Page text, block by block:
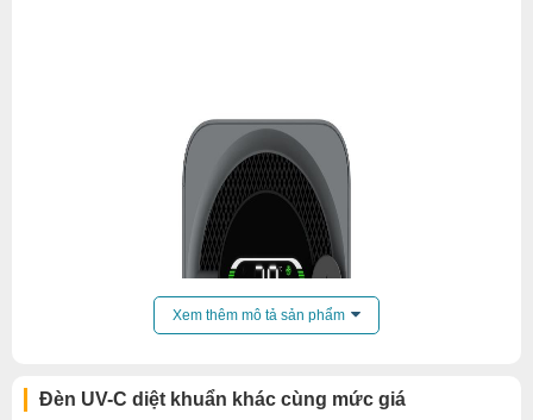
Xem thêm mô tả sản phẩm
Đèn UV-C diệt khuẩn khác cùng mức giá